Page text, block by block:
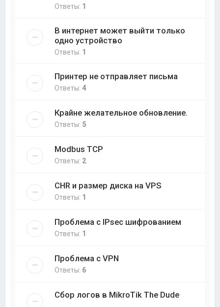
Ответы: 1
В интернет может выйти только
одно устройство
Ответы: 1
Принтер не отправляет письма
Ответы:4
Крайне желательное обновление.
Ответы: 5
Modbus TCP
Ответы: 2
CHR и размер диска на VPS
Ответы: 1
Проблема с IPsec шифрованием
Ответы: 1
Проблема с VPN
Ответы: 6
Сбор логов в MikroTik The Dude